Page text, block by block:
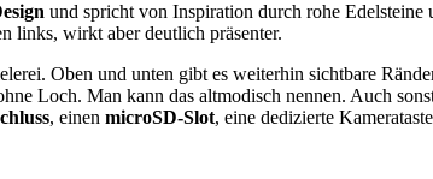
und spricht von Inspiration durch rohe
links, wirkt aber deutlich präsenter.
Oben und unten gibt es weiterhin sichtbare
Loch. Man kann das altmodisch nennen. Auch
, einen microSD-Slot, eine dedizierte